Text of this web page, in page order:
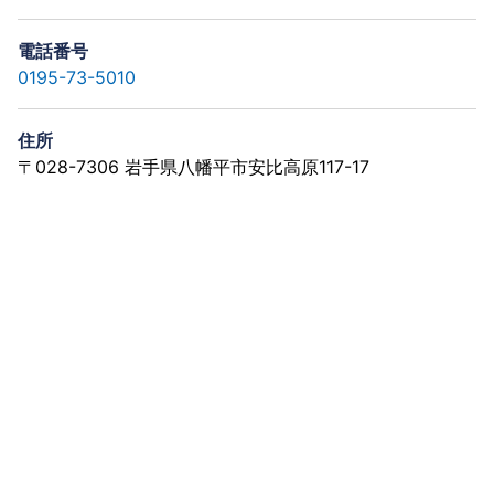
電話番号
0195-73-5010
住所
〒028-7306 岩手県八幡平市安比高原117-17